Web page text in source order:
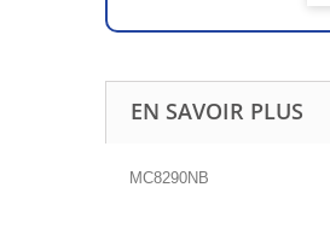
EN SAVOIR PLUS
MC8290NB